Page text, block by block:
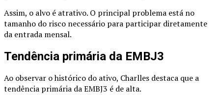
Assim, o alvo é atrativo. O principal problema está no
tamanho do risco necessário para participar diretamente
da entrada mensal.
Tendência primária da EMBJ3
Ao observar o histórico do ativo, Charlles destaca que a
tendência primária da EMBJ3 é de alta.